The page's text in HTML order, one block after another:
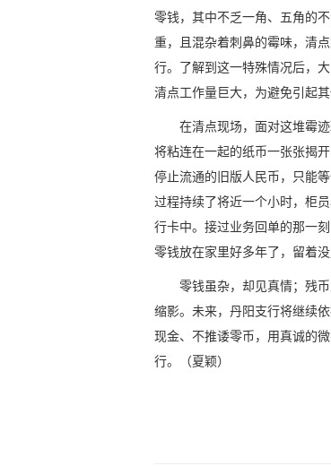
零钱，其中不乏一角、五角的
重，且混杂着刺鼻的霉味，清
行。了解到这一特殊情况后，
清点工作量巨大，为避免引起
在清点现场，面对这堆霉
将粘连在一起的纸币一张张揭
停止流通的旧版人民币，只能
过程持续了将近一个小时，柜
行卡中。接过业务回单的那一
零钱放在家里好多年了，留着
零钱虽杂，却见真情；残
缩影。未来，丹阳支行将继续
现金、不推诿零币，用真诚的
行。（夏颖）